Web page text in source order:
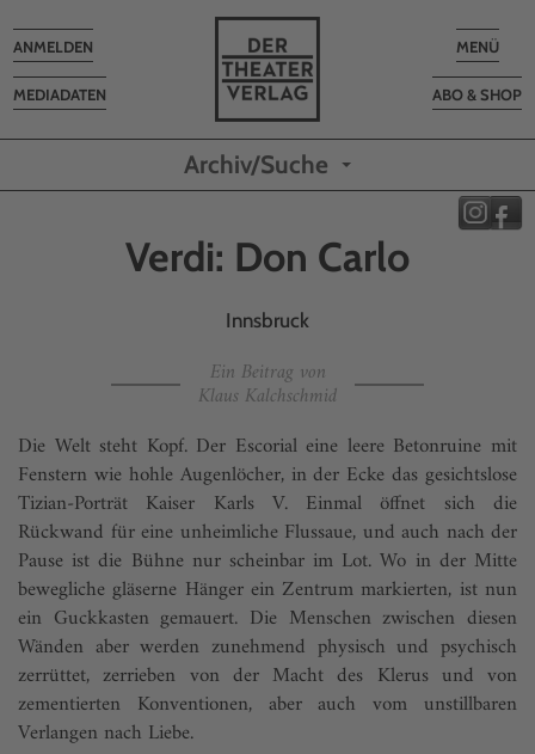
Toggle
MENÜ
ABO & SHOP
MEDIADATEN
Toggle
navigation
ANMELDEN
Archiv/Suche
Verdi: Don Carlo
Innsbruck
Ein Beitrag von
Klaus Kalchschmid
Die Welt steht Kopf. Der Escorial eine leere Betonruine mit
Fenstern wie hohle Augenlöcher, in der Ecke das gesichts­lose
Tizian-Porträt Kaiser Karls V. Einmal öffnet sich die
Rückwand für eine unheimliche Flussaue, und auch nach der
Pause ist die Bühne nur scheinbar im Lot. Wo in der Mitte
bewegliche gläserne Hänger ein Zentrum markierten, ist nun
ein Guckkasten gemauert. Die Menschen zwischen diesen
Wänden aber werden zunehmend physisch und psychisch
zerrüttet, zerrieben von der Macht des Klerus und von
zementierten Konventionen, aber auch vom unstillbaren
Verlangen nach Liebe.